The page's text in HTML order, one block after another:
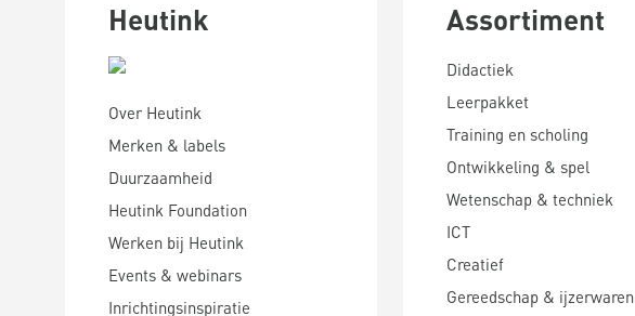
Heutink
Over Heutink
Merken & labels
Duurzaamheid
Heutink Foundation
Werken bij Heutink
Events & webinars
Inrichtingsinspiratie
Assortiment
Didactiek
Leerpakket
Training en scholing
Ontwikkeling & spel
Wetenschap & techniek
ICT
Creatief
Gereedschap & ijzerwaren